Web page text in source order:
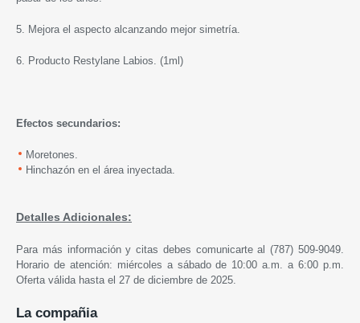
5. Mejora el aspecto alcanzando mejor simetría.
6. Producto Restylane Labios. (1ml)
Efectos secundarios:
Moretones.
Hinchazón en el área inyectada.
Detalles Adicionales:
Para más información y citas debes comunicarte al (787) 509-9049.
Horario de atención: miércoles a sábado de 10:00 a.m. a 6:00 p.m.
Oferta válida hasta el 27 de diciembre de 2025.
La compañia